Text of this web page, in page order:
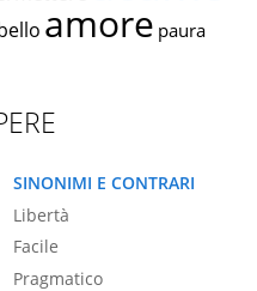
amore paura
SINONIMI E CONTRARI
Libertà
Facile
Pragmatico